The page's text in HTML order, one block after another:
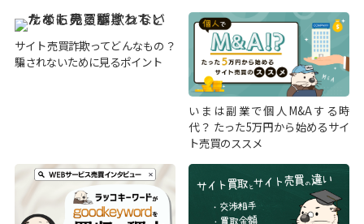
サイト売買詐欺ってどんなもの？
騙されないために見るポイント
いまは副業で個人M&Aする時
代？ たった5万円から始めるサイ
ト売買のススメ